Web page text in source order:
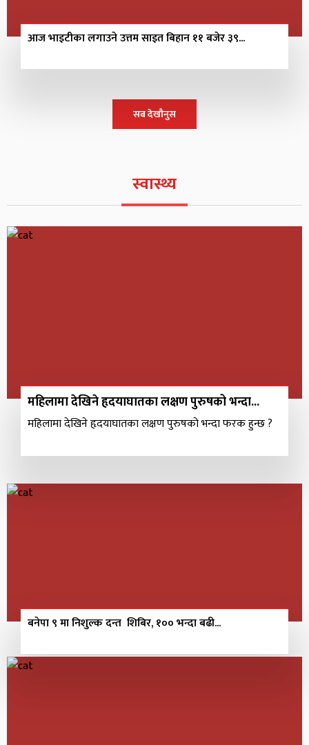
आज भाइटीका लगाउने उत्तम साइत बिहान ११ बजेर ३९...
सब देखौनुस
स्वास्थ्य
महिलामा देखिने हृदयाघातका लक्षण पुरुषको भन्दा...
महिलामा देखिने हृदयाघातका लक्षण पुरुषको भन्दा फरक हुन्छ ?
बनेपा ९ मा निशुल्क दन्त शिबिर, १०० भन्दा बढी...